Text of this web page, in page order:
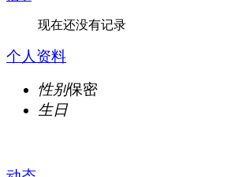
现在还没有记录
个人资料
性别保密
生日